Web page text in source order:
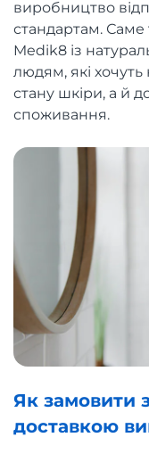
виробництво
стандартам. Саме
Medik8 із
людям, які
стану шкіри, а й
споживання.
Як замовити
доставкою